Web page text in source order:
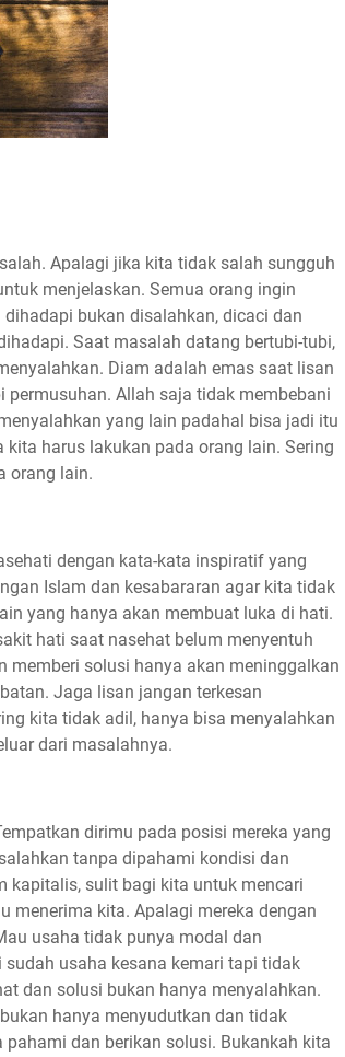
Apalagi jika kita tidak salah sungguh
menjelaskan. Semua orang ingin
bukan disalahkan, dicaci dan
Saat masalah datang bertubi-tubi,
Diam adalah emas saat lisan
Allah saja tidak membebani
yang lain padahal bisa jadi itu
harus lakukan pada orang lain. Sering
orang lain.
dengan kata-kata inspiratif yang
Islam dan kesabararan agar kita tidak
yang hanya akan membuat luka di hati.
hati saat nasehat belum menyentuh
memberi solusi hanya akan meninggalkan
Jaga lisan jangan terkesan
kita tidak adil, hanya bisa menyalahkan
dari masalahnya.
dirimu pada posisi mereka yang
tanpa dipahami kondisi dan
kapitalis, sulit bagi kita untuk mencari
menerima kita. Apalagi mereka dengan
usaha tidak punya modal dan
usaha kesana kemari tapi tidak
dan solusi bukan hanya menyalahkan.
hanya menyudutkan dan tidak
dan berikan solusi. Bukankah kita